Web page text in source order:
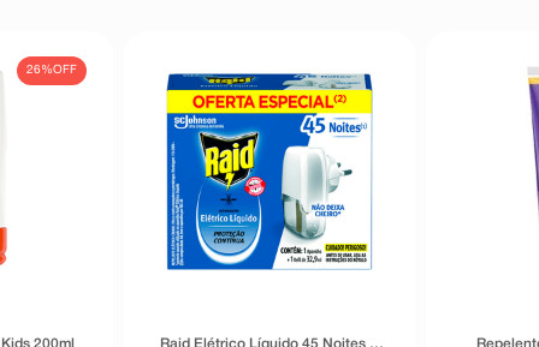
26%OFF
200ml
Raid Elétrico Líquido 45 Noites +